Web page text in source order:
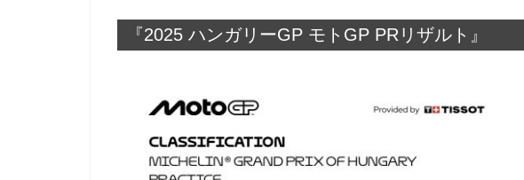
『2025 ハンガリーGP モトGP PRリザルト』